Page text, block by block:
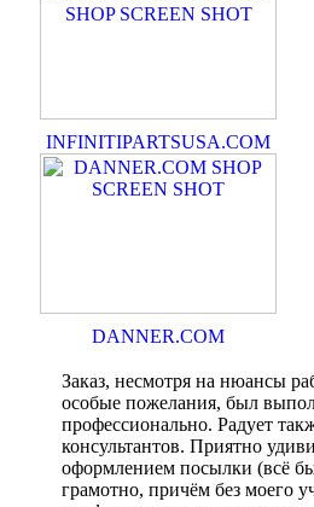
INFINITIPARTSUSA.COM
DANNER.COM
Заказ, несмотря на нюансы
особые пожелания, был
профессионально. Радует
консультантов. Приятно
оформлением посылки (всё
грамотно, причём без моего